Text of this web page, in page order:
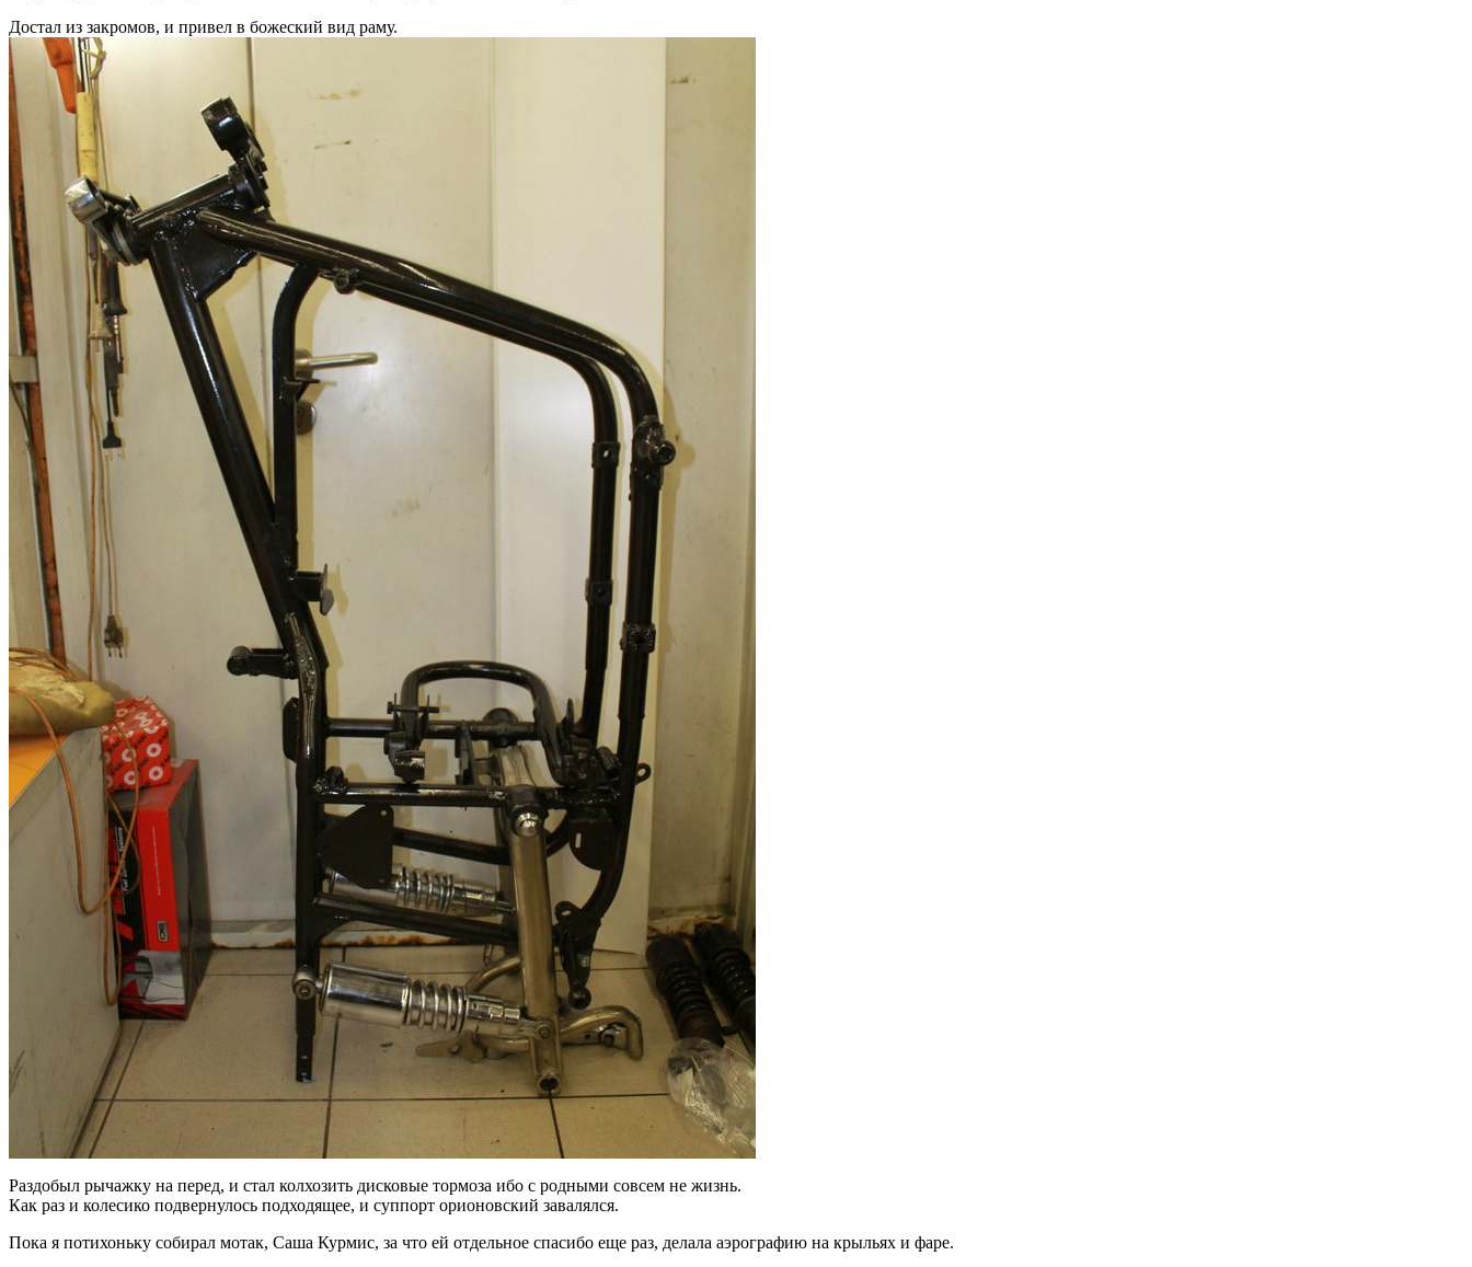
Достал из закромов, и привел в божеский вид раму.
Раздобыл рычажку на перед, и стал колхозить дисковые тормоза ибо с родными совсем не жизнь.
Как раз и колесико подвернулось подходящее, и суппорт орионовский завалялся.
Пока я потихоньку собирал мотак, Саша Курмис, за что ей отдельное спасибо еще раз, делала аэрографию на крыльях и фаре.